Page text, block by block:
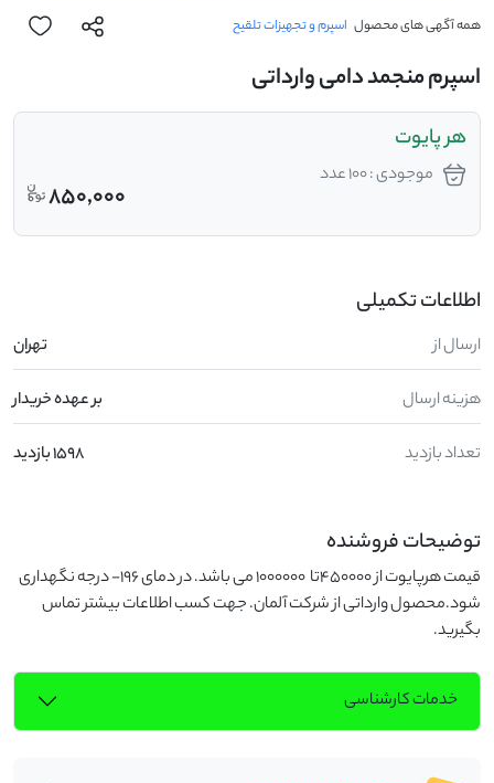
همه آگهی های محصول اسپرم و تجهیزات تلقیح
اسپرم منجمد دامی وارداتی
هر پایوت
موجودی : 100 عدد
850,000
اطلاعات تکمیلی
ارسال از تهران
هزینه ارسال بر عهده خریدار
تعداد بازدید 1598 بازدید
توضیحات فروشنده
بگیرید.
خدمات کارشناسی